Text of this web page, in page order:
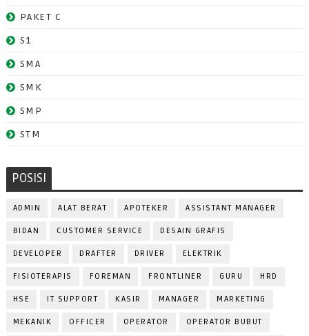
PAKET C
S1
SMA
SMK
SMP
STM
POSISI
ADMIN ALAT BERAT APOTEKER ASSISTANT MANAGER
BIDAN CUSTOMER SERVICE DESAIN GRAFIS
DEVELOPER DRAFTER DRIVER ELEKTRIK
FISIOTERAPIS FOREMAN FRONTLINER GURU HRD
HSE IT SUPPORT KASIR MANAGER MARKETING
MEKANIK OFFICER OPERATOR OPERATOR BUBUT